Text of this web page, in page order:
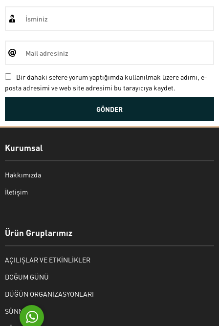
Bir dahaki sefere yorum yaptığımda kullanılmak üzere adımı, e-
posta adresimi ve web site adresimi bu tarayıcıya kaydet.
Kurumsal
Hakkımızda
İletişim
Ürün Gruplarımız
AÇILIŞLAR VE ETKİNLİKLER
DOĞUM GÜNÜ
DÜĞÜN ORGANİZASYONLARI
SÜNNET